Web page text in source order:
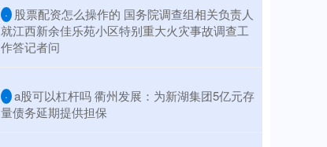
· ​股票配资怎么操作的 国务院调查组相关负责人
就江西新余佳乐苑小区特别重大火灾事故调查工
作答记者问
· ​a股可以杠杆吗 衢州发展：为新湖集团5亿元存
量债务延期提供担保